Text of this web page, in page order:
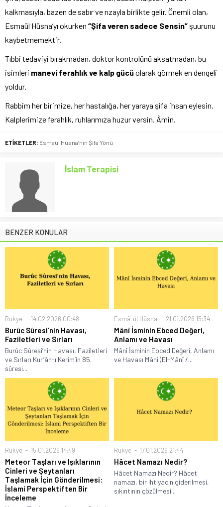
kalkmasıyla, bazen de sabır ve rızayla birlikte gelir. Önemli olan,
Esmaül Hüsna’yı okurken “Şifa veren sadece Sensin” şuurunu
kaybetmemektir.
Tıbbi tedaviyi bırakmadan, doktor kontrolünü aksatmadan, bu
isimleri manevi ferahlık ve kalp gücü olarak görmek en dengeli
yoldur.
Rabbim her birimize, her hastalığa, her yaraya şifa ihsan eylesin.
Kalplerimize ferahlık, ruhlarımıza huzur versin. Âmin.
ETİKETLER: Esmaül Hüsna’nın Şifa Yönü
İslam Terapisi
BENZER KONULAR
Rukye 14.02.2026 00:48
Burûc Sûresi’nin Havası,
Faziletleri ve Sırları
Burûc Sûresi’nin Havası, Faziletleri
ve Sırları Kur’ân-ı Kerîm’in 85.
sûresi...
Esmâ-ül Hüsna 21.01.2026 15:34
Mânî İsminin Ebced Değeri,
Anlamı ve Havası
Mânî İsminin Ebced Değeri, Anlamı
ve Havası Mânî (El-Mânî /...
Rukye 15.01.2026 14:49
Meteor Taşları ve Işıklarının
Cinleri ve Şeytanları
Taşlamak İçin Gönderilmesi:
İslami Perspektiften Bir
İnceleme
Rukye 17.01.2026 21:44
Hâcet Namazı Nedir?
Hâcet Namazı Nedir? Hâcet
namazı, bir ihtiyacın giderilmesi,
sıkıntının çözülmesi...